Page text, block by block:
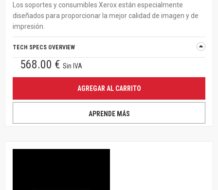
Los soportes y consumibles Xerox están especialmente
diseñados para proporcionar la mejor calidad de imagen y de
impresión.
TECH SPECS OVERVIEW
568.00 € Sin IVA
AGREGAR AL CARRITO
APRENDE MÁS